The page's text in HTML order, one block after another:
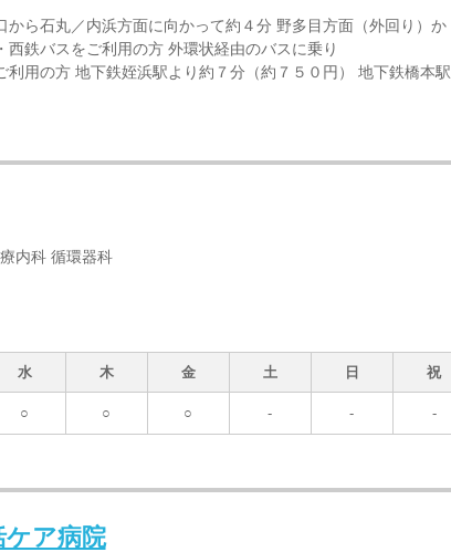
ら石丸／内浜方面に向かって約４分 野多目方面（外回り）か
鉄バスをご利用の方 外環状経由のバスに乗り
利用の方 地下鉄姪浜駅より約７分（約７５０円） 地下鉄橋本
内科 循環器科
水 木 金 土 日 祝
○ ○ ○ - - -
ケア病院